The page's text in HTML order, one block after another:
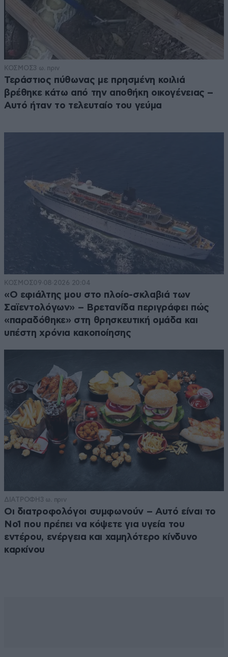
ΚΟΣΜΟΣ3 ω. πριν
Τεράστιος πύθωνας με πρησμένη κοιλιά
βρέθηκε κάτω από την αποθήκη οικογένειας –
Αυτό ήταν το τελευταίο του γεύμα
ΚΟΣΜΟΣ09·08·2026 20:04
«Ο εφιάλτης μου στο πλοίο-σκλαβιά των
Σαϊεντολόγων» – Βρετανίδα περιγράφει πώς
«παραδόθηκε» στη θρησκευτική ομάδα και
υπέστη χρόνια κακοποίησης
ΔΙΑΤΡΟΦΗ 3 ω. πριν
Οι διατροφολόγοι συμφωνούν – Αυτό είναι το
Νο1 που πρέπει να κόψετε για υγεία του
εντέρου, ενέργεια και χαμηλότερο κίνδυνο
καρκίνου